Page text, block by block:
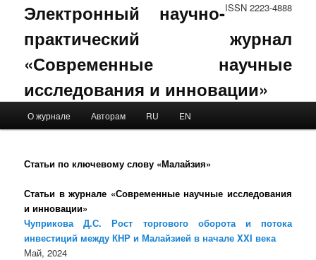
ISSN 2223-4888
Электронный научно-
практический журнал
«Современные научные
исследования и инновации»
Skip to primary content
Skip to secondary content
О журнале Авторам RU EN
Статьи по ключевому слову «Малайзия»
Статьи в журнале «Современные научные исследования
и инновации»
Чуприкова Д.С. Рост торгового оборота и потока
инвестиций между КНР и Малайзией в начале XXI века
Май, 2024